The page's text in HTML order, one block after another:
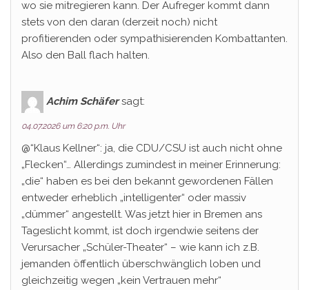
wo sie mitregieren kann. Der Aufreger kommt dann
stets von den daran (derzeit noch) nicht
profitierenden oder sympathisierenden Kombattanten.
Also den Ball flach halten.
Achim Schäfer sagt:
04.07.2026 um 6:20 p.m. Uhr
@“Klaus Kellner“: ja, die CDU/CSU ist auch nicht ohne
„Flecken“… Allerdings zumindest in meiner Erinnerung:
„die“ haben es bei den bekannt gewordenen Fällen
entweder erheblich „intelligenter“ oder massiv
„dümmer“ angestellt. Was jetzt hier in Bremen ans
Tageslicht kommt, ist doch irgendwie seitens der
Verursacher „Schüler-Theater“ – wie kann ich z.B.
jemanden öffentlich überschwänglich loben und
gleichzeitig wegen „kein Vertrauen mehr“